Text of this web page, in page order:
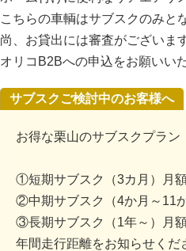
こちらの車輌はサブスクのみと
尚、お貸出には審査がございます
オリコB2Bへの申込をお願いい
サブスクご検討中のお客様へ
お得な栗山のサブスクプラン
①短期サブスク（3カ月）月額
②中期サブスク（4か月～11
③長期サブスク（1年～）月額
年間走行距離をお知らせくだ